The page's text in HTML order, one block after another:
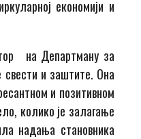
економији и
на Департману за
и заштите. Она
и позитивном
колико је залагање
надања становника